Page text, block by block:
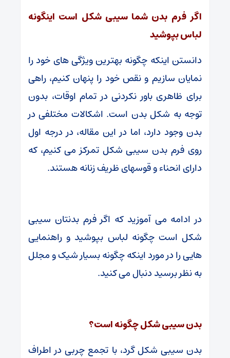
اگر فرم بدن شما سیبی شکل است اینگونه
لباس بپوشید
دانستن اینکه چگونه بهترین ویژگی های خود را
نمایان سازیم و نقص خود را پنهان کنیم، راهی
برای ظاهری باور نکردنی در تمام اوقات، بدون
توجه به شکل بدن است. اشکالات مختلفی در
بدن وجود دارد، اما در این مقاله، در درجه اول
روی فرم بدن سیبی شکل تمرکز می کنیم، که
دارای انحناء و قوسهای ظریف زنانه هستند.
در ادامه می آموزید که اگر فرم بدنتان سیبی
شکل است چگونه لباس بپوشید و راهنمایی
هایی را در مورد اینکه چگونه بسیار شیک و مجلل
به نظر برسید دنبال می کنید.
بدن سیبی شکل چگونه است؟
بدن سیبی شکل گرد، با تجمع چربی در اطراف